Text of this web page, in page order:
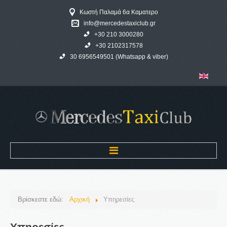
Κωστή Παλαμά 6α Καματερο
info@mercedestaxiclub.gr
+30 210 3000280
+30 2102317578
30 6956549501 (Whatsapp & viber)
Βρίσκεστε εδώ: Αρχική Υπηρεσίες